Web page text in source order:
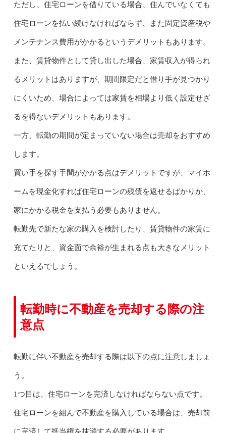
ただし、住宅ローンを借りている場合、住んでいなくても
住宅ローンを払い続けなければならず、また固定資産税や
メンテナンス費用がかかるというデメリットもあります。
また、賃貸物件として貸し出した場合、家賃収入が得られ
るメリットはありますが、期間限定だと借り手が見つかり
にくいため、場合によっては家賃を相場より低く設定せざ
るを得ないデメリットもあります。
一方、転勤の期間が定まっていない場合は売却をおすすめ
します。
買い手を探す手間がかかる点はデメリットですが、マイホ
ームを現金化すれば住宅ローンの残債を返せるばかりか、
家にかかる税金を支払う必要もありません。
転勤先で新たな家の購入を検討したり、賃貸物件の家賃に
充てたりと、資金面で余裕が生まれる点も大きなメリット
といえるでしょう。
転勤時に不動産を売却する際の注
意点
転勤に伴い不動産を売却する際は以下の点に注意しましょ
う。
1つ目は、住宅ローンを完済しなければならない点です。
住宅ローンを組んで不動産を購入している場合は、売却前